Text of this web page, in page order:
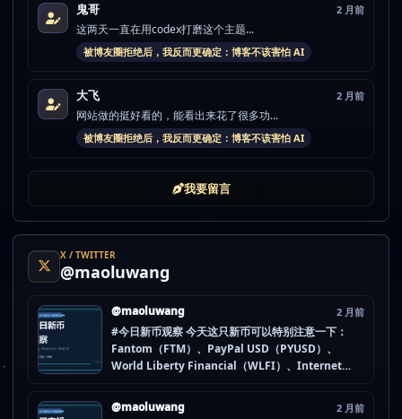
鬼哥 2 月前
这两天一直在用codex打磨这个主题...
被博友圈拒绝后，我反而更确定：博客不该害怕 AI
大飞 2 月前
网站做的挺好看的，能看出来花了很多功...
被博友圈拒绝后，我反而更确定：博客不该害怕 AI
我要留言
X / TWITTER
@maoluwang
@maoluwang 2 月前
#今日新币观察 今天这只新币可以特别注意一下：
Fantom（FTM）、PayPal USD（PYUSD）、
World Liberty Financial（WLFI）、Internet
而是更像“热度是不是在回流”的样本。 这种时候最怕
@maoluwang 2 月前